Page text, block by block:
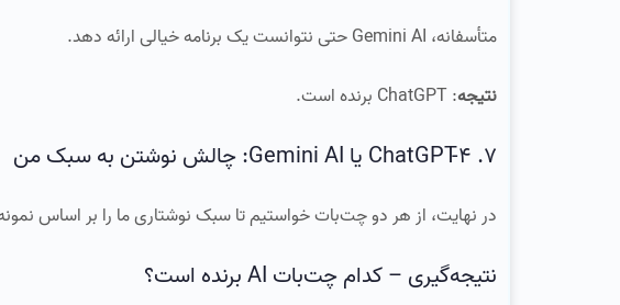
متأسفانه، Gemini AI حتی نتوانست یک برنامه خیالی ارائه دهد.
نتیجه: ChatGPT برنده است.
7. ChatGPT-4 یا Gemini AI: چالش نوشتن به سبک من
در نهایت، از هر دو چت‌بات خواستیم تا سبک نوشتاری ما را بر اساس
نتیجه‌گیری – کدام چت‌بات AI برنده است؟